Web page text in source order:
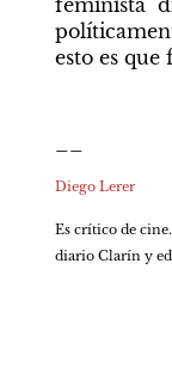
feminista
esto es que
Diego Lerer
Es crítico de
diario Clarín y